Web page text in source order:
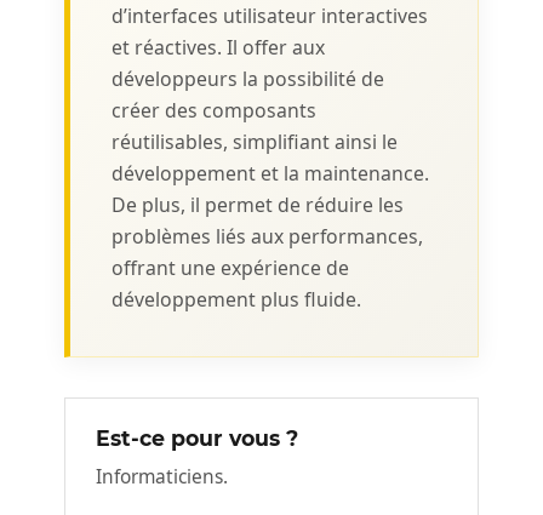
d’interfaces utilisateur interactives
et réactives. Il offer aux
développeurs la possibilité de
créer des composants
réutilisables, simplifiant ainsi le
développement et la maintenance.
De plus, il permet de réduire les
problèmes liés aux performances,
offrant une expérience de
développement plus fluide.
Est-ce pour vous ?
Informaticiens.